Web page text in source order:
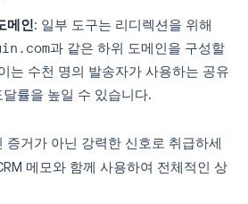
메인: 일부 도구는 리디렉션을 위해
과 같은 하위 도메인을 구성할
는 수천 명의 발송자가 사용하는 공유
률을 높일 수 있습니다.
증거가 아닌 강력한 신호로 취급하세
메모와 함께 사용하여 전체적인 상